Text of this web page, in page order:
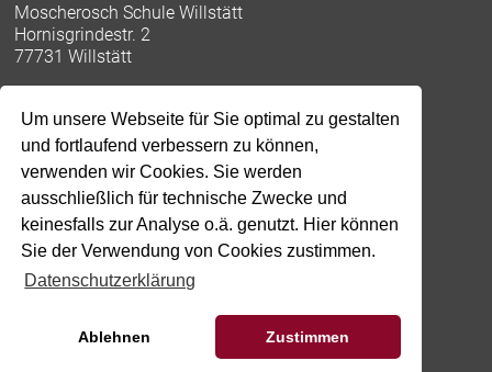
Um unsere Webseite für Sie optimal zu gestalten
und fortlaufend verbessern zu können,
verwenden wir Cookies. Sie werden
ausschließlich für technische Zwecke und
keinesfalls zur Analyse o.ä. genutzt. Hier können
Sie der Verwendung von Cookies zustimmen.
Datenschutzerklärung
Ablehnen Zustimmen
Moscherosch Schule Willstätt
Hornisgrindestr. 2
77731 Willstätt
Tel: 07852-9143-0
Fax: 07852-9143-17
moscherosch-schule@willstaett.de
Impressum
Datenschutz
Schulportal